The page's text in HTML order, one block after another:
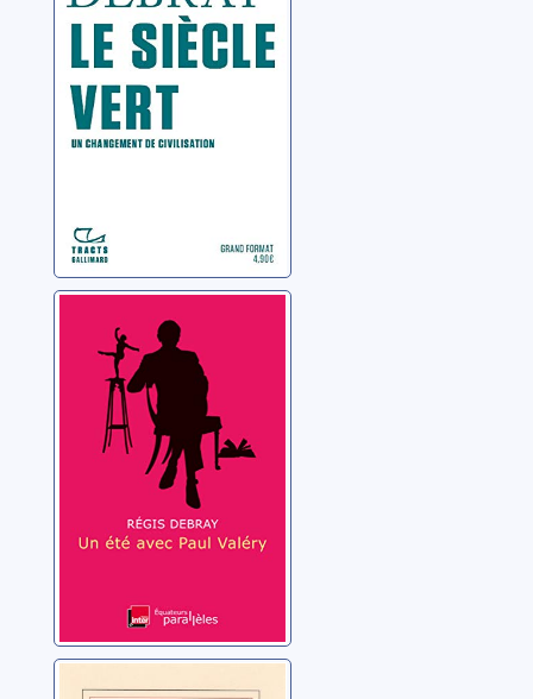
civilisation
Debray, Régis
Un été avec Paul
Valéry
Debray, Régis
Civilisation: